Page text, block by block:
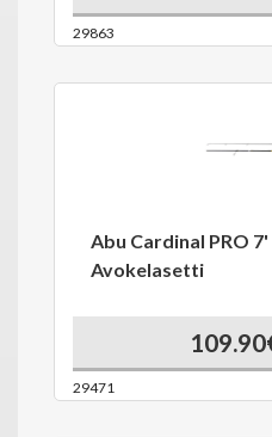
29863
Abu Cardinal PRO
Avokelasetti
29471